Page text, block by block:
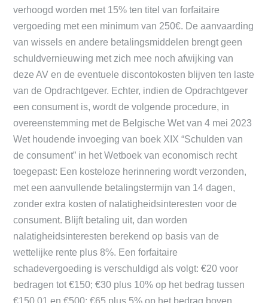
verhoogd worden met 15% ten titel van forfaitaire
vergoeding met een minimum van 250€. De aanvaarding
van wissels en andere betalingsmiddelen brengt geen
schuldvernieuwing met zich mee noch afwijking van
deze AV en de eventuele discontokosten blijven ten laste
van de Opdrachtgever. Echter, indien de Opdrachtgever
een consument is, wordt de volgende procedure, in
overeenstemming met de Belgische Wet van 4 mei 2023
Wet houdende invoeging van boek XIX “Schulden van
de consument” in het Wetboek van economisch recht
toegepast: Een kosteloze herinnering wordt verzonden,
met een aanvullende betalingstermijn van 14 dagen,
zonder extra kosten of nalatigheidsinteresten voor de
consument. Blijft betaling uit, dan worden
nalatigheidsinteresten berekend op basis van de
wettelijke rente plus 8%. Een forfaitaire
schadevergoeding is verschuldigd als volgt: €20 voor
bedragen tot €150; €30 plus 10% op het bedrag tussen